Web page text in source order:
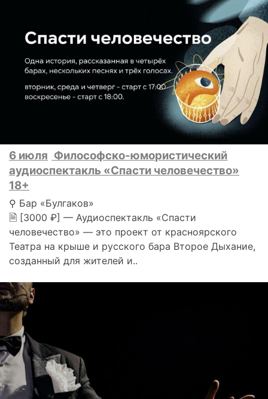
6 июля Философско-юмористический
аудиоспектакль «Спасти человечество»
18+
⚲ Бар «Булгаков»
🗎 [3000 ₽] — Аудиоспектакль «Спасти
человечество» — это проект от красноярского
Театра на крыше и русского бара Второе Дыхание,
созданный для жителей и..